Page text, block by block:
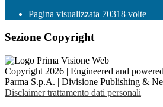
Pagina visualizzata 70318 volte
Sezione Copyright
Copyright 2026 | Engineered and
Parma S.p.A. | Divisione Publishing &
Disclaimer trattamento dati personali